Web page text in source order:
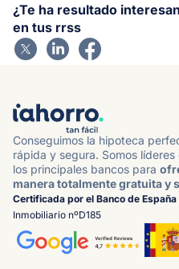
¿Te ha resultado
en tus rrss
Conseguimos la hipoteca
rápida y segura. Somos
los principales bancos para
manera totalmente gratuita y
Certificada por el Banco de España
Inmobiliario nºD185